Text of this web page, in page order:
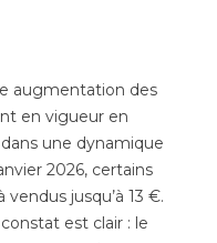
augmentation des
en vigueur en
une dynamique
2026, certains
jusqu’à 13 €.
est clair : le